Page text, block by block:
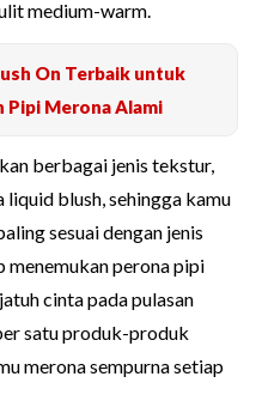
medium-warm.
On Terbaik untuk
Pipi Merona Alami
berbagai jenis tekstur,
liquid blush, sehingga kamu
sesuai dengan jenis
menemukan perona pipi
cinta pada pulasan
satu produk-produk
merona sempurna setiap